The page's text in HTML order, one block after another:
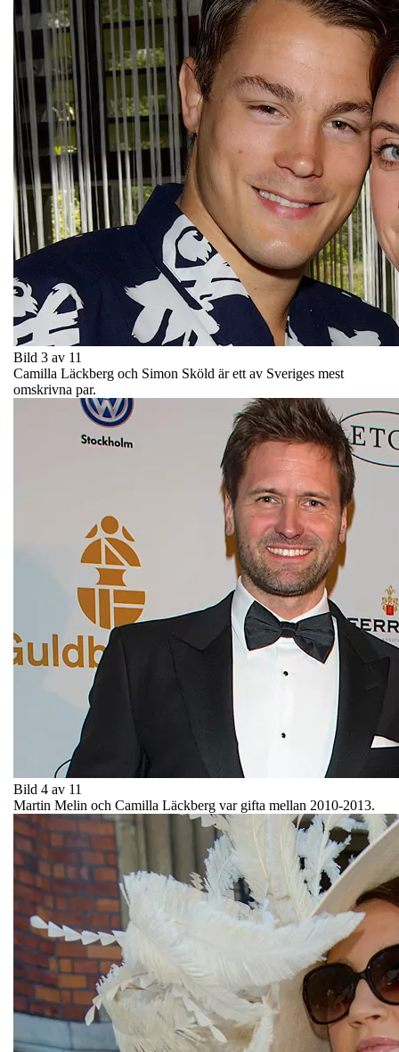
Bild 3 av 11
Camilla Läckberg och Simon Sköld är ett av Sveriges mest
omskrivna par.
Bild 4 av 11
Martin Melin och Camilla Läckberg var gifta mellan 2010-2013.